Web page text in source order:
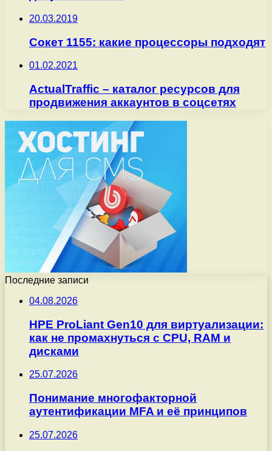
20.03.2019
Сокет 1155: какие процессоры подходят
01.02.2021
ActualTraffic – каталог ресурсов для
продвижения аккаунтов в соцсетях
Последние записи
04.08.2026
HPE ProLiant Gen10 для виртуализации:
как не промахнуться с CPU, RAM и
дисками
25.07.2026
Понимание многофакторной
аутентификации MFA и её принципов
25.07.2026